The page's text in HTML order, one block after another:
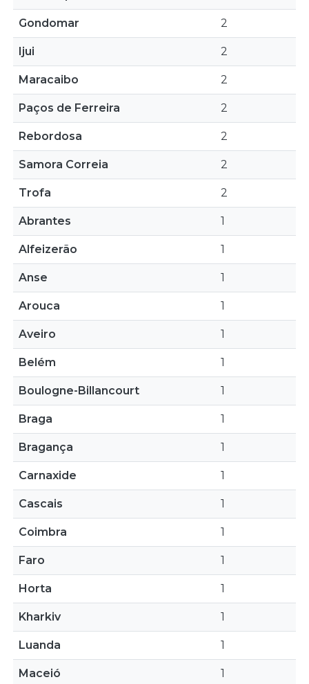
Gondomar 2
Ijui 2
Maracaibo 2
Paços de Ferreira 2
Rebordosa 2
Samora Correia 2
Trofa 2
Abrantes 1
Alfeizerão 1
Anse 1
Arouca 1
Aveiro 1
Belém 1
Boulogne-Billancourt 1
Braga 1
Bragança 1
Carnaxide 1
Cascais 1
Coimbra 1
Faro 1
Horta 1
Kharkiv 1
Luanda 1
Maceió 1